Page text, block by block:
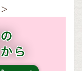
＞